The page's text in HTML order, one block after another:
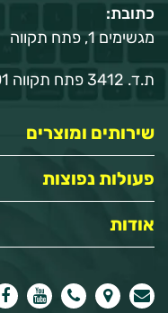
כתובת:
מגשימים 1, פתח תקווה
ת.ד. 3412 פתח תקווה 4943701
שירותים ומוצרים
פעולות נפוצות
אודות